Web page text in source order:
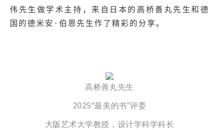
伟先生做学术主持，来自日本的高桥善丸先生和德
国的德米安·伯恩先生作了精彩的分享。
高桥善丸先生
2025“最美的书”评委
大阪艺术大学教授，设计学科学科长